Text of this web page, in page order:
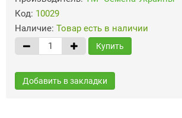
Код: 10029
Наличие: Товар есть в наличии
Купить
Добавить в закладки